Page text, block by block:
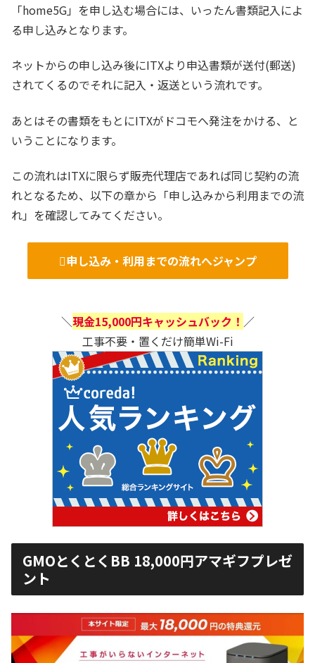
「home5G」を申し込む場合には、いったん書類記入によ
る申し込みとなります。
ネットからの申し込み後にITXより申込書類が送付(郵送)
されてくるのでそれに記入・返送という流れです。
あとはその書類をもとにITXがドコモへ発注をかける、と
いうことになります。
この流れはITXに限らず販売代理店であれば同じ契約の流
れとなるため、以下の章から「申し込みから利用までの流
れ」を確認してみてください。
申し込み・利用までの流れへジャンプ
＼現金15,000円キャッシュバック！ ／
工事不要・置くだけ簡単Wi-Fi
GMOとくとくBB 18,000円アマギフプレゼ
ント